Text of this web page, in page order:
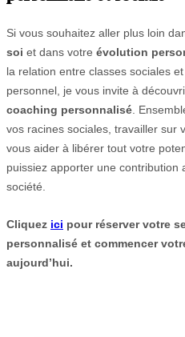
Si vous souhaitez aller plus loin
soi et dans votre évolution
la relation entre classes sociales
personnel, je vous invite à
coaching personnalisé .
vos racines sociales, travailler sur
vous aider à libérer tout votre
puissiez apporter une contribution
société.
Cliquez ici pour réserver votre
personnalisé et commencer
aujourd’hui.